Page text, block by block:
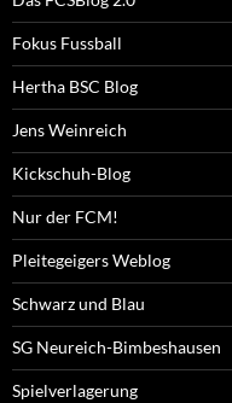
Fokus Fussball
Hertha BSC Blog
Jens Weinreich
Kickschuh-Blog
Nur der FCM!
Pleitegeigers Weblog
Schwarz und Blau
SG Neureich-Bimbeshausen
Spielverlagerung